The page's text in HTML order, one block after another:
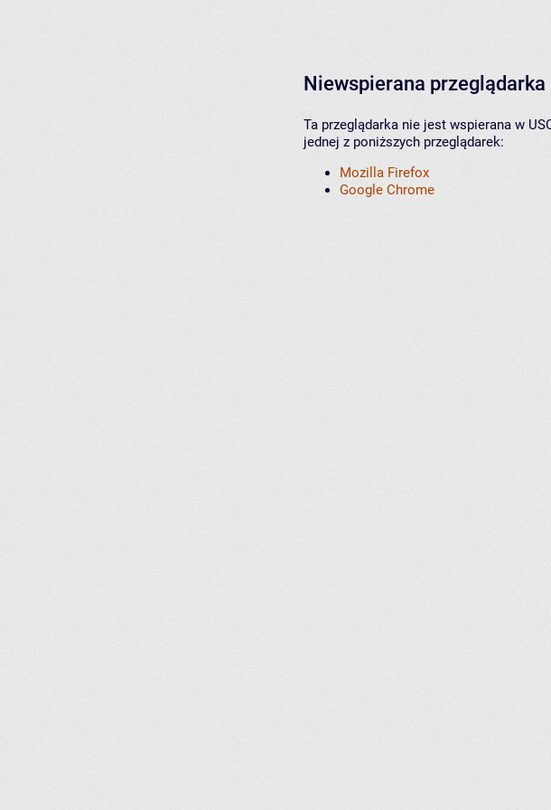
Niewspierana przeglądarka
Ta przeglądarka nie jest wspierana w
jednej z poniższych przeglądarek:
Mozilla Firefox
Google Chrome